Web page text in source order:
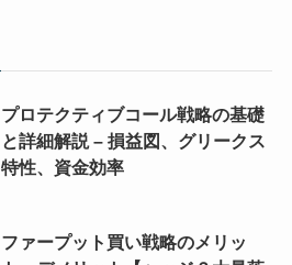
プロテクティブコール戦略の基礎
と詳細解説 – 損益図、グリークス
特性、資金効率
ファープット買い戦略のメリッ